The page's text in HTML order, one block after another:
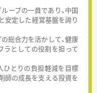
ープの一員であり、中国
安定した経営基盤を誇り
総合力を活かして、健康
ラとしての役割を担って
とりの負担軽減を目標
師の成長を支える投資を